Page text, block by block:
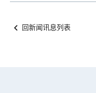
回新闻讯息列表